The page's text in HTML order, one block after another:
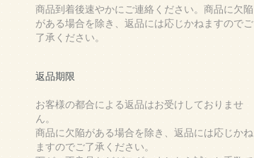
商品到着後速やかにご連絡ください。商品に欠陥
がある場合を除き、返品には応じかねますのでご
了承ください。
返品期限
お客様の都合による返品はお受けしておりませ
ん。
商品に欠陥がある場合を除き、返品には応じかね
ますのでご了承ください。